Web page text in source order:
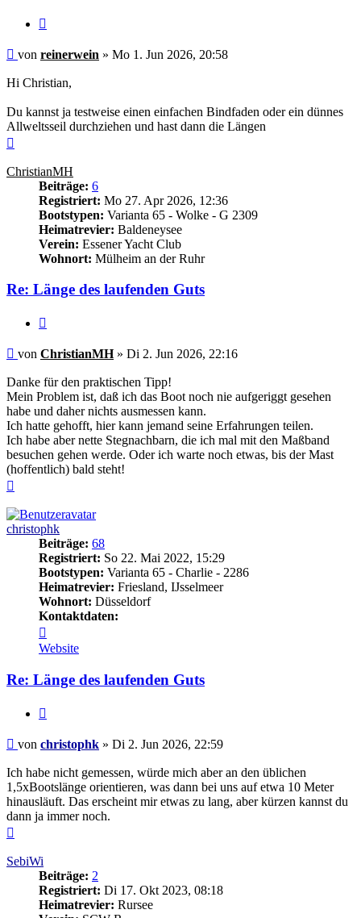
Ungelesener
von reinerwein » Mo 1. Jun 2026, 20:58
Hi Christian,
Du kannst ja testweise einen einfachen Bindfaden oder ein dünnes
Allweltsseil durchziehen und hast dann die Längen
ChristianMH
Beiträge: 6
Registriert: Mo 27. Apr 2026, 12:36
Bootstypen: Varianta 65 - Wolke - G 2309
Heimatrevier: Baldeneysee
Verein: Essener Yacht Club
Wohnort: Mülheim an der Ruhr
Re: Länge des laufenden Guts
Ungelesener
von ChristianMH» Di 2. Jun 2026, 22:16
Danke für den praktischen Tipp!
Mein Problem ist, daß ich das Boot noch nie aufgeriggt gesehen
habe und daher nichts ausmessen kann.
Ich hatte gehofft, hier kann jemand seine Erfahrungen teilen.
Ich habe aber nette Stegnachbarn, die ich mal mit den Maßband
besuchen gehen werde. Oder ich warte noch etwas, bis der Mast
(hoffentlich) bald steht!
christophk
Beiträge: 68
Registriert: So 22. Mai 2022, 15:29
Bootstypen: Varianta 65 - Charlie - 2286
Heimatrevier: Friesland, IJsselmeer
Wohnort: Düsseldorf
Kontaktdaten:
von
christophk
Website
Re: Länge des laufenden Guts
Ungelesener
von christophk » Di 2. Jun 2026, 22:59
Ich habe nicht gemessen, würde mich aber an den üblichen
1,5xBootslänge orientieren, was dann bei uns auf etwa 10 Meter
hinausläuft. Das erscheint mir etwas zu lang, aber kürzen kannst du
dann ja immer noch.
SebiWi
Beiträge: 2
Registriert: Di 17. Okt 2023, 08:18
Heimatrevier: Rursee